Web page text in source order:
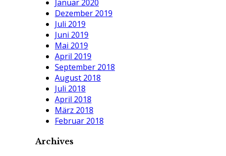
Januar 2020
Dezember 2019
Juli 2019
Juni 2019
Mai 2019
April 2019
September 2018
August 2018
Juli 2018
April 2018
März 2018
Februar 2018
Archives